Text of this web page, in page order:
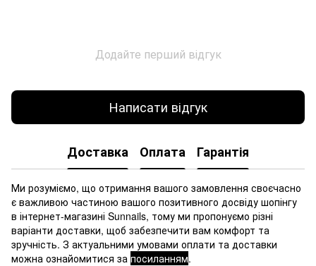
Додайте перший відгук
Написати відгук
Доставка Оплата Гарантія
Ми розуміємо, що отримання вашого замовлення своєчасно
є важливою частиною вашого позитивного досвіду шопінгу
в інтернет-магазині Sunnails, тому ми пропонуємо різні
варіанти доставки, щоб забезпечити вам комфорт та
зручність. З актуальними умовами оплати та доставки
можна ознайомитися за посиланням.